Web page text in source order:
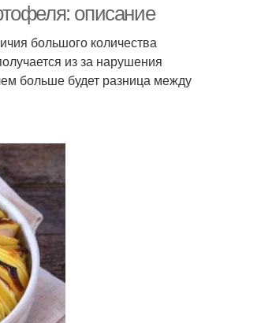
описание
большого количества
из за нарушения
больше будет разница между